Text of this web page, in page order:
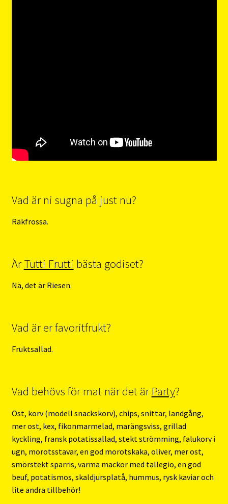
Vad är ni sugna på just nu?
Räkfrossa.
ÄrTutti Frutti bästa godiset?
Nä, det är Riesen.
Vad är er favoritfrukt?
Fruktsallad.
Vad behövs för mat när det ärParty?
Ost, korv (modell snackskorv), chips, snittar, landgång,
mer ost, kex, fikonmarmelad, marängsviss, grillad
kyckling, fransk potatissallad, stekt strömming, falukorv i
ugn, morotsstavar, en god morotskaka, oliver, mer ost,
smörstekt sparris, varma mackor med tallegio, en god
beuf, potatismos, skaldjursplatå, hummus, rysk kaviar och
lite andra tillbehör!